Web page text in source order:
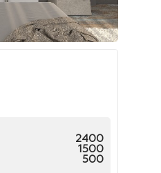
2400
1500
500